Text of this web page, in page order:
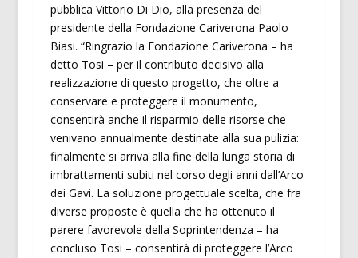
pubblica Vittorio Di Dio, alla presenza del
presidente della Fondazione Cariverona Paolo
Biasi. “Ringrazio la Fondazione Cariverona – ha
detto Tosi – per il contributo decisivo alla
realizzazione di questo progetto, che oltre a
conservare e proteggere il monumento,
consentirà anche il risparmio delle risorse che
venivano annualmente destinate alla sua pulizia:
finalmente si arriva alla fine della lunga storia di
imbrattamenti subiti nel corso degli anni dall’Arco
dei Gavi. La soluzione progettuale scelta, che fra
diverse proposte è quella che ha ottenuto il
parere favorevole della Soprintendenza – ha
concluso Tosi – consentirà di proteggere l’Arco